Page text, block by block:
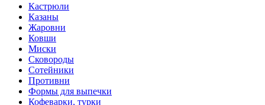
Кастрюли
Казаны
Жаровни
Ковши
Миски
Сковороды
Сотейники
Противни
Формы для выпечки
Кофеварки, турки